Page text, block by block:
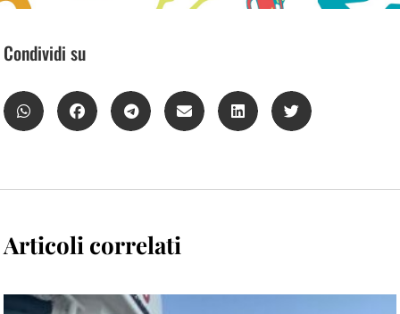
Condividi su
Articoli correlati